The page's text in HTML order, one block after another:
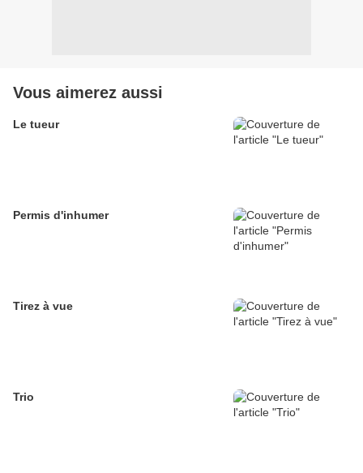
Vous aimerez aussi
Le tueur
Permis d'inhumer
Tirez à vue
Trio